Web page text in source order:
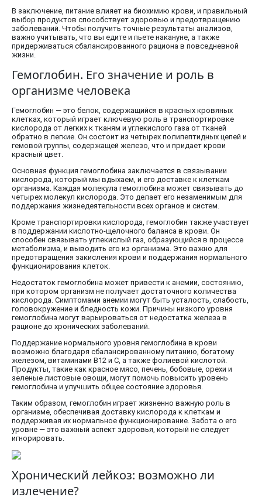
В заключение, питание влияет на биохимию крови, и правильный
выбор продуктов способствует здоровью и предотвращению
заболеваний. Чтобы получить точные результаты анализов,
важно учитывать, что вы едите и пьете накануне, а также
придерживаться сбалансированного рациона в повседневной
жизни.
Гемоглобин. Его значение и роль в
организме человека
Гемоглобин — это белок, содержащийся в красных кровяных
клетках, который играет ключевую роль в транспортировке
кислорода от легких к тканям и углекислого газа от тканей
обратно в легкие. Он состоит из четырех полипептидных цепей и
гемовой группы, содержащей железо, что и придает крови
красный цвет.
Основная функция гемоглобина заключается в связывании
кислорода, который мы вдыхаем, и его доставке к клеткам
организма. Каждая молекула гемоглобина может связывать до
четырех молекул кислорода. Это делает его незаменимым для
поддержания жизнедеятельности всех органов и систем.
Кроме транспортировки кислорода, гемоглобин также участвует
в поддержании кислотно-щелочного баланса в крови. Он
способен связывать углекислый газ, образующийся в процессе
метаболизма, и выводить его из организма. Это важно для
предотвращения закисления крови и поддержания нормального
функционирования клеток.
Недостаток гемоглобина может привести к анемии, состоянию,
при котором организм не получает достаточного количества
кислорода. Симптомами анемии могут быть усталость, слабость,
головокружение и бледность кожи. Причины низкого уровня
гемоглобина могут варьироваться от недостатка железа в
рационе до хронических заболеваний.
Поддержание нормального уровня гемоглобина в крови
возможно благодаря сбалансированному питанию, богатому
железом, витаминами B12 и C, а также фолиевой кислотой.
Продукты, такие как красное мясо, печень, бобовые, орехи и
зеленые листовые овощи, могут помочь повысить уровень
гемоглобина и улучшить общее состояние здоровья.
Таким образом, гемоглобин играет жизненно важную роль в
организме, обеспечивая доставку кислорода к клеткам и
поддерживая их нормальное функционирование. Забота о его
уровне — это важный аспект здоровья, который не следует
игнорировать.
Хронический лейкоз: возможно ли
излечение?